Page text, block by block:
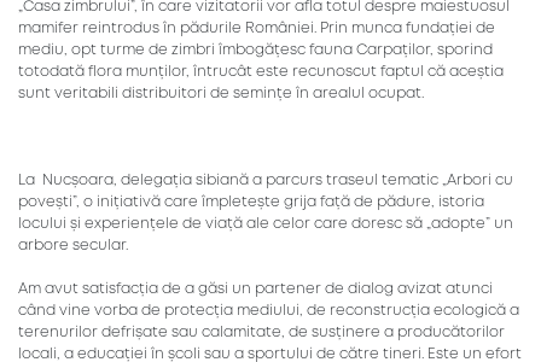
„Casa zimbrului”, în care vizitatorii vor afla totul despre maiestuosul
mamifer reintrodus în pădurile României. Prin munca fundației de
mediu, opt turme de zimbri îmbogățesc fauna Carpaților, sporind
totodată flora munților, întrucât este recunoscut faptul că aceștia
sunt veritabili distribuitori de semințe în arealul ocupat.
La Nucșoara, delegația sibiană a parcurs traseul tematic „Arbori cu
povești”, o inițiativă care împletește grija față de pădure, istoria
locului și experiențele de viață ale celor care doresc să „adopte” un
arbore secular.
Am avut satisfacția de a găsi un partener de dialog avizat atunci
când vine vorba de protecția mediului, de reconstrucția ecologică a
terenurilor defrișate sau calamitate, de susținere a producătorilor
locali, a educației în școli sau a sportului de către tineri. Este un efort